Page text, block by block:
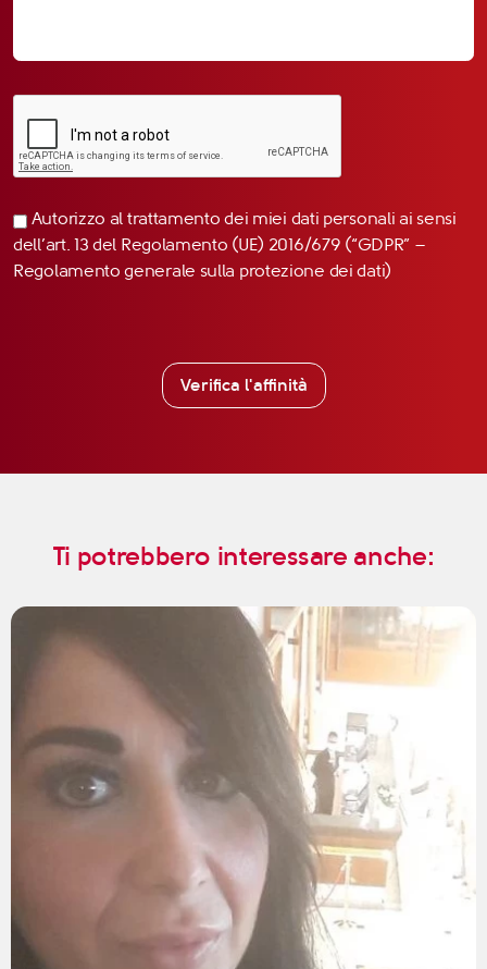
Autorizzo al trattamento dei miei dati personali ai sensi
dell’art. 13 del Regolamento (UE) 2016/679 (“GDPR” –
Regolamento generale sulla protezione dei dati)
Verifica l'affinità
Ti potrebbero interessare anche: